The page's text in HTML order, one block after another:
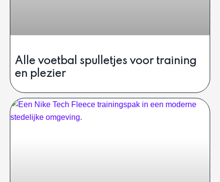
Alle voetbal spulletjes voor training
en plezier